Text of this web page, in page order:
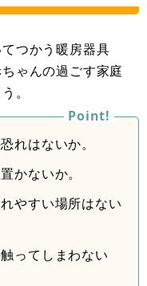
つかう暖房器具
ゃんの過ごす家庭
。
れはないか。
かないか。
やすい場所はない
ってしまわない